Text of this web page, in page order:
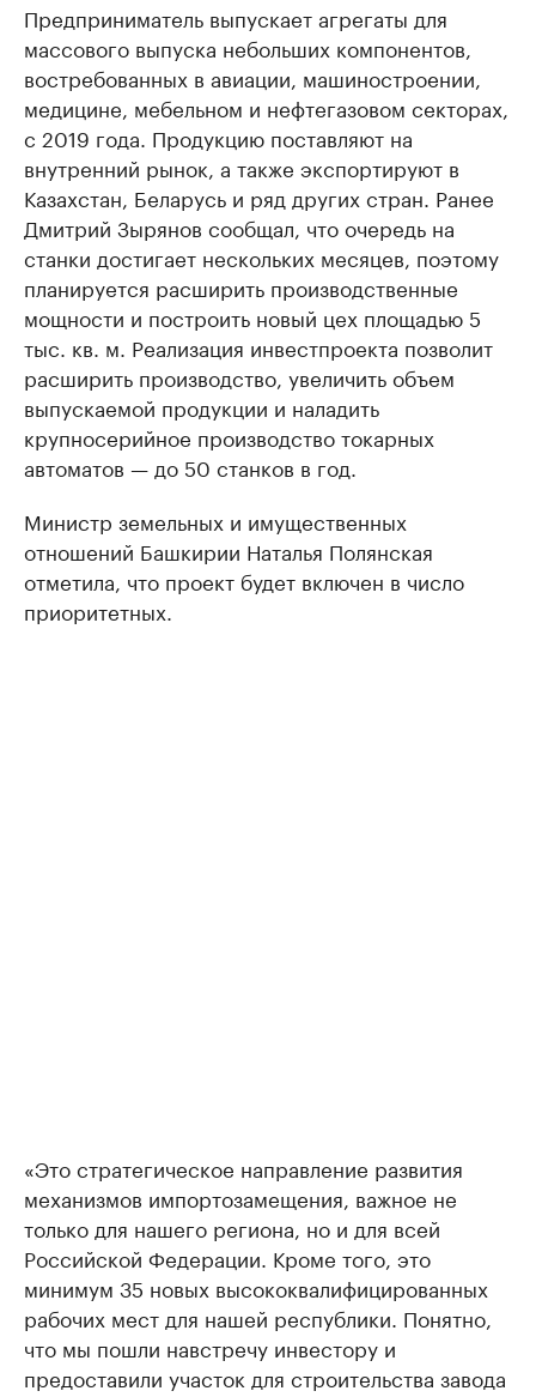
Предприниматель выпускает агрегаты для
массового выпуска небольших компонентов,
востребованных в авиации, машиностроении,
медицине, мебельном и нефтегазовом секторах,
с 2019 года. Продукцию поставляют на
внутренний рынок, а также экспортируют в
Казахстан, Беларусь и ряд других стран. Ранее
Дмитрий Зырянов сообщал, что очередь на
станки достигает нескольких месяцев, поэтому
планируется расширить производственные
мощности и построить новый цех площадью 5
тыс. кв. м. Реализация инвестпроекта позволит
расширить производство, увеличить объем
выпускаемой продукции и наладить
крупносерийное производство токарных
автоматов — до 50 станков в год.
Министр земельных и имущественных
отношений Башкирии Наталья Полянская
отметила, что проект будет включен в число
приоритетных.
«Это стратегическое направление развития
механизмов импортозамещения, важное не
только для нашего региона, но и для всей
Российской Федерации. Кроме того, это
минимум 35 новых высококвалифицированных
рабочих мест для нашей республики. Понятно,
что мы пошли навстречу инвестору и
предоставили участок для строительства завода